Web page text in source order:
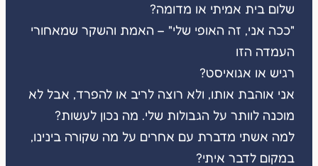
שלום בית אמיתי או מדומה?
"ככה אני, זה האופי שלי" – האמת והשקר שמאחורי
העמדה הזו
רגיש או אגואיסט?
אני אוהבת אותו, ולא רוצה לריב או להפרד, אבל לא
מוכנה לוותר על הגבולות שלי. מה נכון לעשות?
למה אשתי מדברת עם אחרים על מה שקורה בינינו,
במקום לדבר איתי?